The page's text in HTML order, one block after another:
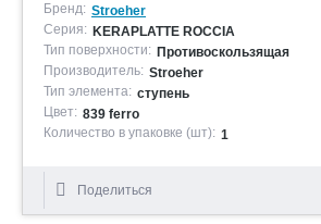
Бренд: Stroeher
Серия: KERAPLATTE ROCCIA
Тип поверхности: Противоскользящая
Производитель: Stroeher
Тип элемента: ступень
Цвет: 839 ferro
Количество в упаковке (шт): 1
Поделиться